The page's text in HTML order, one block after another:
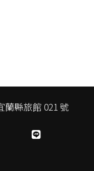
蘭縣旅館 021 號